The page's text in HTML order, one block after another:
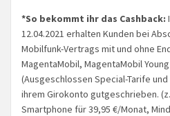
*So bekommt ihr das Cashback:
12.04.2021 erhalten Kunden bei
Mobilfunk-Vertrags mit und ohne
MagentaMobil, MagentaMobil
(Ausgeschlossen Special-Tarife
ihrem Girokonto gutgeschrieben.
Smartphone für 39,95 €/Monat,